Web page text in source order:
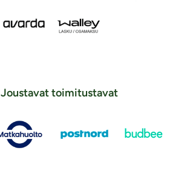
Joustavat toimitustavat